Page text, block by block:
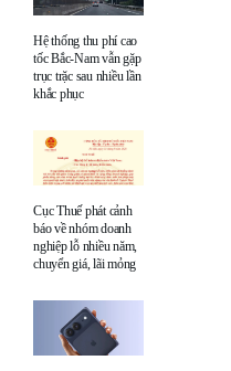
Hệ thống thu phí cao
tốc Bắc-Nam vẫn gặp
trục trặc sau nhiều lần
khắc phục
Cục Thuế phát cảnh
báo về nhóm doanh
nghiệp lỗ nhiều năm,
chuyển giá, lãi mỏng